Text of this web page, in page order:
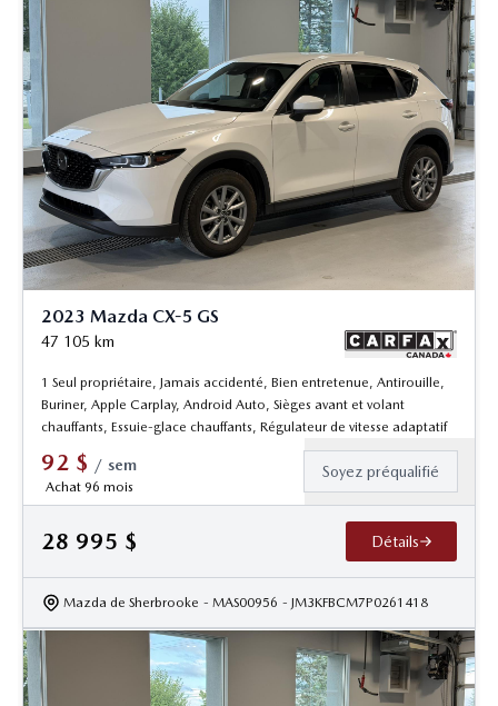
2023 Mazda CX-5 GS
47 105 km
1 Seul propriétaire, Jamais accidenté, Bien entretenue, Antirouille,
Buriner, Apple Carplay, Android Auto, Sièges avant et volant
chauffants, Essuie-glace chauffants, Régulateur de vitesse adaptatif
92 $ / sem
Achat 96 mois
Soyez préqualifié
28 995 $ Détails
Mazda de Sherbrooke - MAS00956 - JM3KFBCM7P0261418